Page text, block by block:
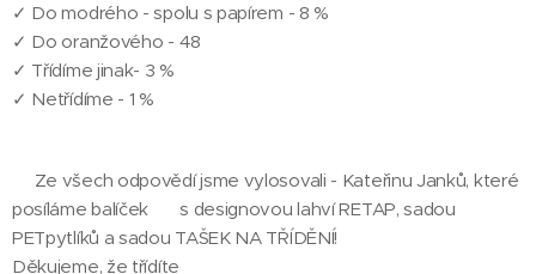
✓ Do modrého - spolu s papírem - 8 %
✓ Do oranžového - 48
✓ Třídíme jinak- 3 %
✓ Netřídíme - 1 %
🎁Ze všech odpovědí jsme vylosovali - Kateřinu Janků, které
posíláme balíček 🎁 s designovou lahví RETAP, sadou
PETpytlíků a sadou TAŠEK NA TŘÍDĚNÍ!
Děkujeme, že třídíte 🔶👍🌍♻